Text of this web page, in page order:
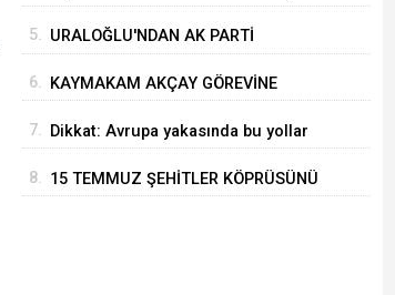
5. URALOĞLU'NDAN AK PARTİ
6. KAYMAKAM AKÇAY GÖREVİNE
7. Dikkat: Avrupa yakasında bu yollar
8. 15 TEMMUZ ŞEHİTLER KÖPRÜSÜNÜ